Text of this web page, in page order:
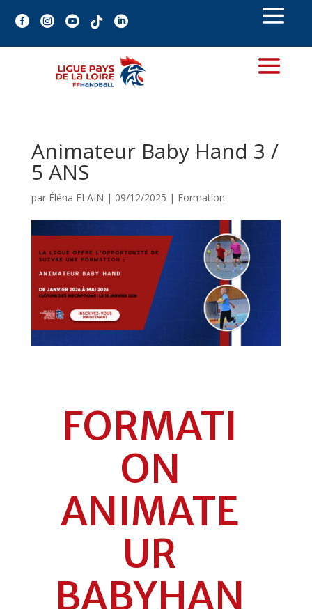
    
Animateur Baby Hand 3 /
5 ANS
par Éléna ELAIN | 09/12/2025 | Formation
FORMATI
ON
ANIMATE
UR
BABYHAN